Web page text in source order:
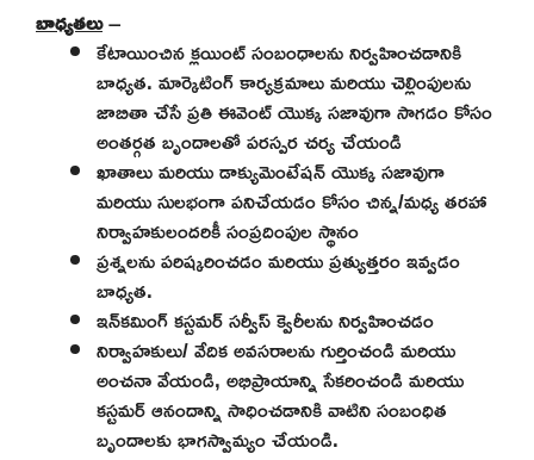
బాధ్యతలు–
కేటాయించిన క్లయింట్ సంబంధాలను నిర్వహించడానికి
బాధ్యత. మార్కెటింగ్ కార్యక్రమాలు మరియు చెల్లింపులను
జాబితా చేసే ప్రతి ఈవెంట్ యొక్క సజావుగా సాగడం కోసం
అంతర్గత బృందాలతో పరస్పర చర్య చేయండి
ఖాతాలు మరియు డాక్యుమెంటేషన్ యొక్క సజావుగా
మరియు సులభంగా పనిచేయడం కోసం చిన్న/మధ్య తరహా
నిర్వాహకులందరికీ సంప్రదింపుల స్థానం
ప్రశ్నలను పరిష్కరించడం మరియు ప్రత్యుత్తరం ఇవ్వడం
బాధ్యత.
ఇన్‌కమింగ్ కస్టమర్ సర్వీస్ క్వెరీలను నిర్వహించడం
నిర్వాహకులు/ వేదిక అవసరాలను గుర్తించండి మరియు
అంచనా వేయండి, అభిప్రాయాన్ని సేకరించండి మరియు
కస్టమర్ ఆనందాన్ని సాధించడానికి వాటిని సంబంధిత
బృందాలకు భాగస్వామ్యం చేయండి.